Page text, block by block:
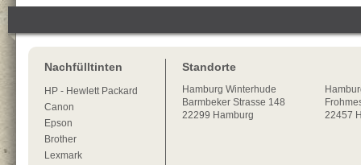
Nachfülltinten
HP - Hewlett Packard
Canon
Epson
Brother
Lexmark
Standorte
Hamburg Winterhude
Barmbeker Strasse 148
22299 Hamburg
22457